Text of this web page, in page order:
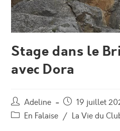
Stage dans le
avec Dora
Auteur/autrice
de
Adeline
Post
published:
19 juillet
Post En Falaise / La Vie du